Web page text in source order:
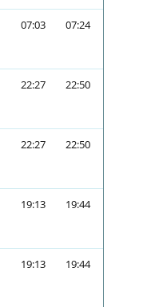
07:03 07:24
22:27 22:50
22:27 22:50
19:13 19:44
19:13 19:44